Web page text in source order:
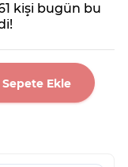
kişi bugün bu
Sepete Ekle